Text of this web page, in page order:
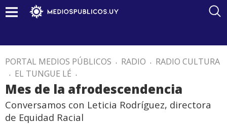
PORTAL MEDIOS PÚBLICOS . RADIO . RADIO CULTURA
. EL TUNGUE LÉ .
Mes de la afrodescendencia
Conversamos con Leticia Rodríguez, directora
de Equidad Racial